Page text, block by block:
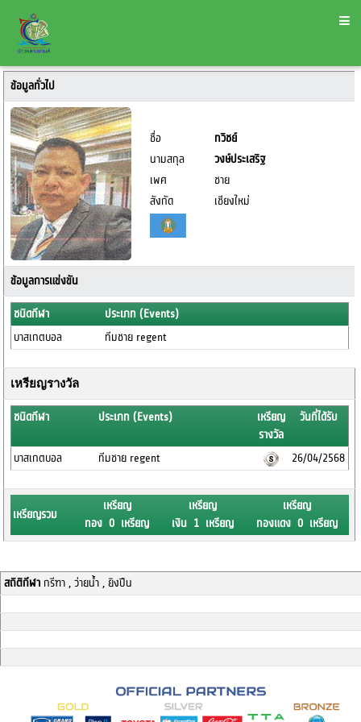
ข้อมูลทั่วไป
ชื่อ
ทวิชย์
นามสกุล
วงษ์ประเสริฐ
เพศ
ชาย
สังกัด
เชียงใหม่
ข้อมูลการแข่งขัน
ชนิดกีฬา
ประเภท (Events)
บาสเกตบอล
ทีมชาย regent
เหรียญรางวัล
ชนิดกีฬา ประเภท (Events)
เหรียญ
รางวัล
วันที่ได้รับ
บาสเกตบอล ทีมชาย regent 26/04/2568
เหรียญรวม
เหรียญ
ทอง 0 เหรียญ
เหรียญ
เงิน 1 เหรียญ
เหรียญ
ทองแดง 0 เหรียญ
สถิติกีฬากรีฑา , ว่ายน้ำ , ยิงปืน